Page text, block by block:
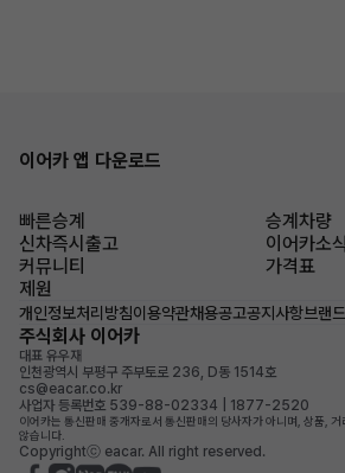
이어카 앱 다운로드
빠른승계
승계차량
신차즉시출고
이어카소식
커뮤니티
가격표
제원
개인정보처리방침이용약관채용공고공지사항브랜드
주식회사 이어카
대표 유우재
인천광역시 부평구 주부토로 236, D동 1514호
cs@eacar.co.kr
사업자 등록번호 539-88-02334 | 1877-2520
이어카는 통신판매 중개자로서 통신판매의 당사자가 아니며, 상품,
않습니다.
Copyrightⓒ eacar. All right reserved.